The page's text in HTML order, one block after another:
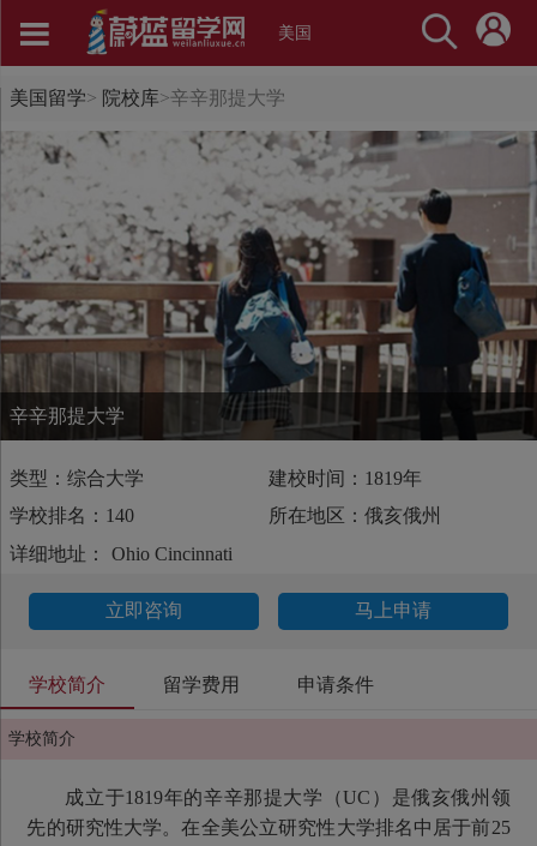
美国
美国留学> 院校库>辛辛那提大学
辛辛那提大学
类型：综合大学
建校时间：1819年
学校排名：140
所在地区：俄亥俄州
详细地址：
Ohio Cincinnati
立即咨询 马上申请
学校简介 留学费用 申请条件
学校简介
成立于1819年的辛辛那提大学（UC）是俄亥俄州领
先的研究性大学。在全美公立研究性大学排名中居于前25